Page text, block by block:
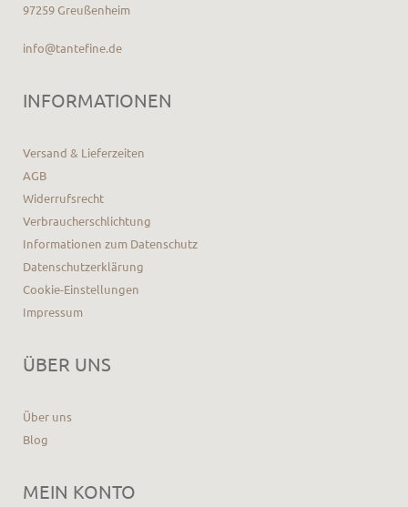
97259 Greußenheim
info@tantefine.de
INFORMATIONEN
Versand & Lieferzeiten
AGB
Widerrufsrecht
Verbraucherschlichtung
Informationen zum Datenschutz
Datenschutzerklärung
Cookie-Einstellungen
Impressum
ÜBER UNS
Über uns
Blog
MEIN KONTO